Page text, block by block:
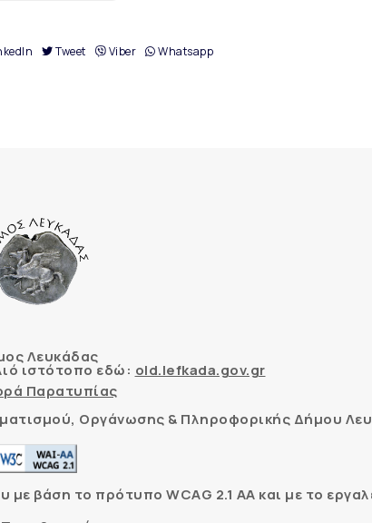
Tweet Viber Whatsapp
Λευκάδας
ιστότοπο εδώ: old.lefkada.gov.gr
Παρατυπίας
Οργάνωσης & Πληροφορικής Δήμου
βάση το πρότυπο WCAG 2.1 AA και με το